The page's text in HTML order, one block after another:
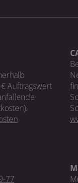
Auftragswert
77